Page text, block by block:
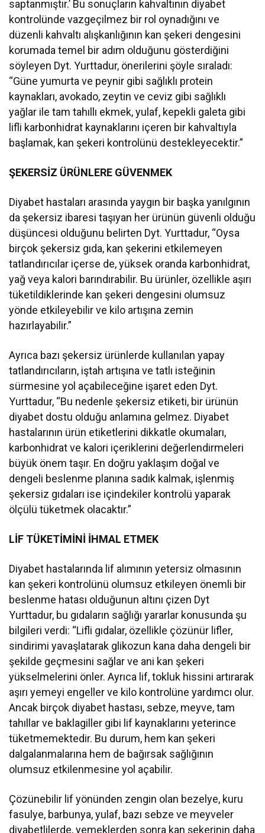
saptanmıştır.’ Bu sonuçların kahvaltının diyabet
kontrolünde vazgeçilmez bir rol oynadığını ve
düzenli kahvaltı alışkanlığının kan şekeri dengesini
korumada temel bir adım olduğunu gösterdiğini
söyleyen Dyt. Yurttadur, önerilerini şöyle sıraladı:
“Güne yumurta ve peynir gibi sağlıklı protein
kaynakları, avokado, zeytin ve ceviz gibi sağlıklı
yağlar ile tam tahıllı ekmek, yulaf, kepekli galeta gibi
lifli karbonhidrat kaynaklarını içeren bir kahvaltıyla
başlamak, kan şekeri kontrolünü destekleyecektir.”
ŞEKERSİZ ÜRÜNLERE GÜVENMEK
Diyabet hastaları arasında yaygın bir başka yanılgının
da şekersiz ibaresi taşıyan her ürünün güvenli olduğu
düşüncesi olduğunu belirten Dyt. Yurttadur, “Oysa
birçok şekersiz gıda, kan şekerini etkilemeyen
tatlandırıcılar içerse de, yüksek oranda karbonhidrat,
yağ veya kalori barındırabilir. Bu ürünler, özellikle aşırı
tüketildiklerinde kan şekeri dengesini olumsuz
yönde etkileyebilir ve kilo artışına zemin
hazırlayabilir.”
Ayrıca bazı şekersiz ürünlerde kullanılan yapay
tatlandırıcıların, iştah artışına ve tatlı isteğinin
sürmesine yol açabileceğine işaret eden Dyt.
Yurttadur, “Bu nedenle şekersiz etiketi, bir ürünün
diyabet dostu olduğu anlamına gelmez. Diyabet
hastalarının ürün etiketlerini dikkatle okumaları,
karbonhidrat ve kalori içeriklerini değerlendirmeleri
büyük önem taşır. En doğru yaklaşım doğal ve
dengeli beslenme planına sadık kalmak, işlenmiş
şekersiz gıdaları ise içindekiler kontrolü yaparak
ölçülü tüketmek olacaktır.”
LİF TÜKETİMİNİ İHMAL ETMEK
Diyabet hastalarında lif alımının yetersiz olmasının
kan şekeri kontrolünü olumsuz etkileyen önemli bir
beslenme hatası olduğunun altını çizen Dyt
Yurttadur, bu gıdaların sağlığı yararlar konusunda şu
bilgileri verdi: “Lifli gıdalar, özellikle çözünür lifler,
sindirimi yavaşlatarak glikozun kana daha dengeli bir
şekilde geçmesini sağlar ve ani kan şekeri
yükselmelerini önler. Ayrıca lif, tokluk hissini artırarak
aşırı yemeyi engeller ve kilo kontrolüne yardımcı olur.
Ancak birçok diyabet hastası, sebze, meyve, tam
tahıllar ve baklagiller gibi lif kaynaklarını yeterince
tüketmemektedir. Bu durum, hem kan şekeri
dalgalanmalarına hem de bağırsak sağlığının
olumsuz etkilenmesine yol açabilir.
Çözünebilir lif yönünden zengin olan bezelye, kuru
fasulye, barbunya, yulaf, bazı sebze ve meyveler
diyabetlilerde, yemeklerden sonra kan şekerinin daha